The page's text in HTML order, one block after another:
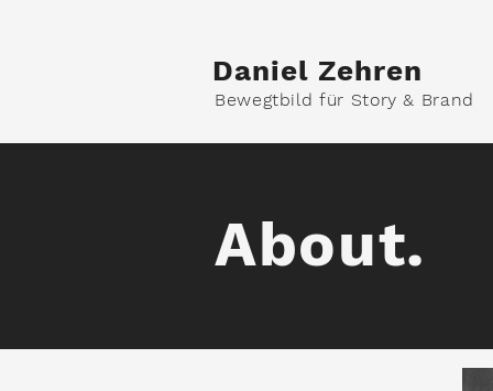
Daniel Zehren
Bewegtbild für Story & Brand
About.